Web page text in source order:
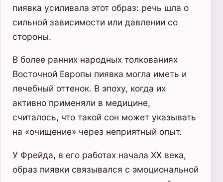
пиявка усиливала этот образ: речь шла о
сильной зависимости или давлении со
стороны.
В более ранних народных толкованиях
Восточной Европы пиявка могла иметь и
лечебный оттенок. В эпоху, когда их
активно применяли в медицине,
считалось, что такой сон может указывать
на «очищение» через неприятный опыт.
У Фрейда, в его работах начала XX века,
образ пиявки связывался с эмоциональной